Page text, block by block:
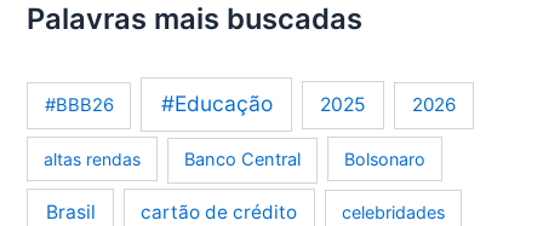
Palavras mais buscadas
#BBB26 #Educação 2025 2026
altas rendas Banco Central Bolsonaro
Brasil cartão de crédito celebridades